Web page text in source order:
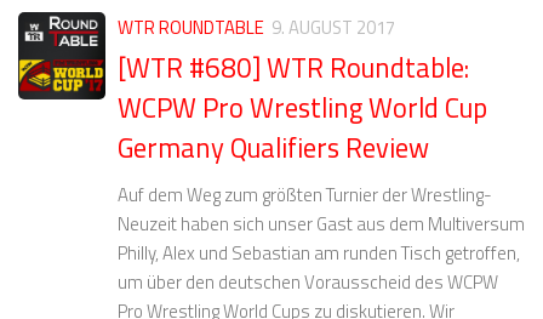
WTR ROUNDTABLE 9. AUGUST 2017
[WTR #680] WTR Roundtable:
WCPW Pro Wrestling World Cup
Germany Qualifiers Review
Auf dem Weg zum größten Turnier der Wrestling-
Neuzeit haben sich unser Gast aus dem Multiversum
Philly, Alex und Sebastian am runden Tisch getroffen,
um über den deutschen Vorausscheid des WCPW
Pro Wrestling World Cups zu diskutieren. Wir